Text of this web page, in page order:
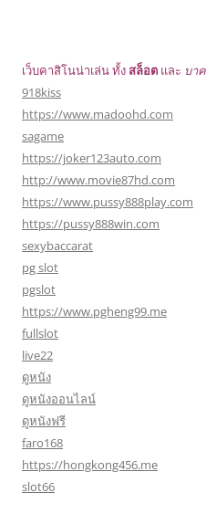
เว็บคาสิโนน่าเล่น ทั้งสล็อต และ บา
918kiss
https://www.madoohd.com
sagame
https://joker123auto.com
http://www.movie87hd.com
https://www.pussy888play.com
https://pussy888win.com
sexybaccarat
pg slot
pgslot
https://www.pgheng99.me
fullslot
live22
ดูหนัง
ดูหนังออนไลน์
ดูหนังฟรี
faro168
https://hongkong456.me
slot66